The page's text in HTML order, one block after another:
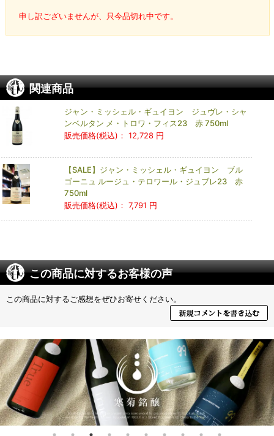
申し訳ございませんが、只今品切れ中です。
関連商品
ジャン・ミッシェル・ギュイヨン ジュヴレ・シャ
ンベルタン メ・トロワ・フィス23 赤 750ml
販売価格(税込)： 12,728 円
【SALE】ジャン・ミッシェル・ギュイヨン ブル
ゴーニュ ルージュ・テロワール・ジュブレ23 赤
750ml
販売価格(税込)： 7,791 円
この商品に対するお客様の声
この商品に対するご感想をぜひお寄せください。